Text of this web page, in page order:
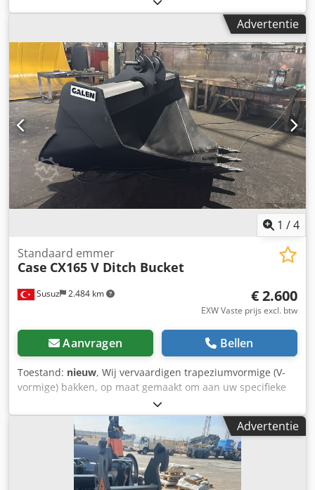
de ketting:60 %, Bouwjaar:2012, bedrijfsturen:4.490 h,
, Fabrikant: CASE Type: CX 50B S2
Bouwjaar: 2012 Dedpfxsy H H Arj Appeck Uren: 4490
Gewicht: 4945 kg Motor: Yanmar 4TNV88-XYB Vermogen:
31,5 kW Onderwagen: 400 mm rubberen rupsen
Uitvoering: Snelwisselsysteem (SWE) hydraulische
slotenbak schuifblad radio Direct inzetbaar. Wijzigingen en
tussentijdse verkoop voorbehouden.
Advertentie
1 /4
Susuz 2.484 km
Standaard emmer
Case CX165 V Ditch Bucket
€ 2.600
EXW Vaste prijs excl. btw
Aanvragen Bellen
Toestand: nieuw, Wij vervaardigen trapeziumvormige (V-
vormige) bakken, op maat gemaakt om aan uw specifieke
kanaalafmetingen te voldoen Dcsdswn E A Hspfx Appok
Advertentie